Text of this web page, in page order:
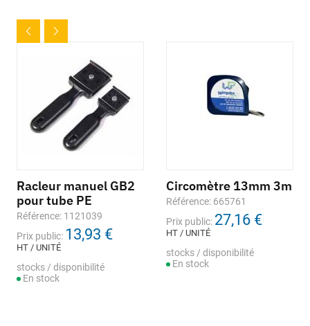
Racleur manuel GB2
pour tube PE
Référence: 1121039
Prix public: 13,93 €
HT / UNITÉ
stocks / disponibilité
En stock
Circomètre 13mm 3m
Référence: 665761
Prix public: 27,16 €
HT / UNITÉ
stocks / disponibilité
En stock